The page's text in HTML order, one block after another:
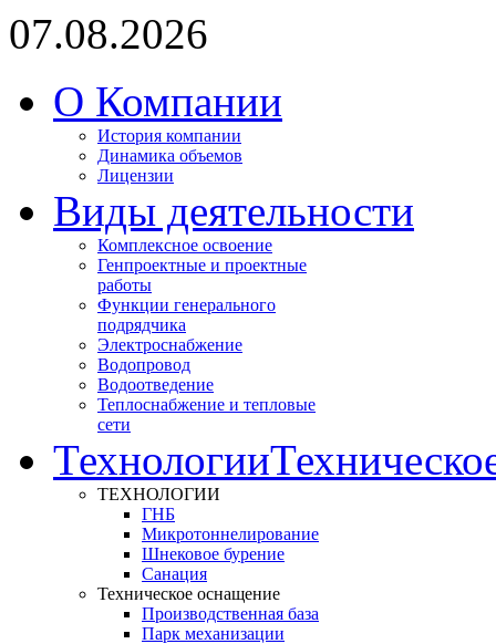
07.08.2026
О Компании
История компании
Динамика объемов
Лицензии
Виды деятельности
Комплексное освоение
Генпроектные и проектные
работы
Функции генерального
подрядчика
Электроснабжение
Водопровод
Водоотведение
Теплоснабжение и тепловые
сети
Технологии
ТЕХНОЛОГИИ
ГНБ
Микротоннелирование
Шнековое бурение
Санация
Техническое оснащение
Производственная база
Парк механизации